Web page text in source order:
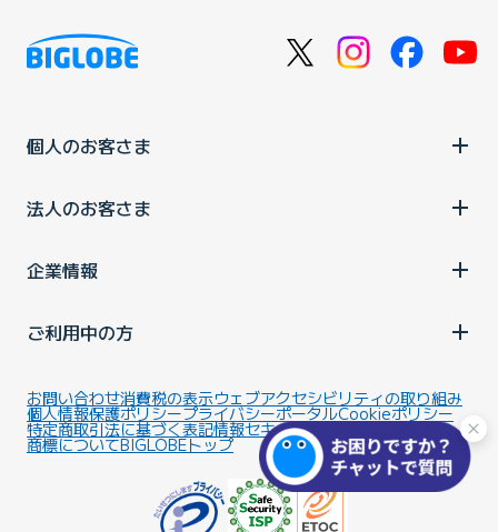
個人のお客さま
法人のお客さま
企業情報
ご利用中の方
お問い合わせ消費税の表示ウェブアクセシビリティの取り組み
個人情報保護ポリシープライバシーポータルCookieポリシー
特定商取引法に基づく表記情報セキュリティ基本方針
商標についてBIGLOBEトップ